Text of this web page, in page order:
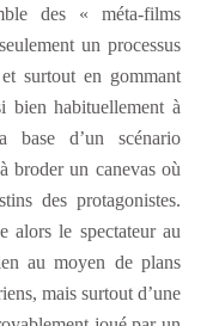
des « méta-films
un processus
surtout en gommant
habituellement à
base d’un scénario
broder un canevas où
des protagonistes.
alors le spectateur au
au moyen de plans
mais surtout d’une